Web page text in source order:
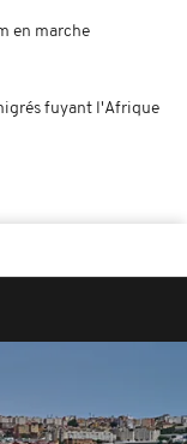
en marche
fuyant l'Afrique